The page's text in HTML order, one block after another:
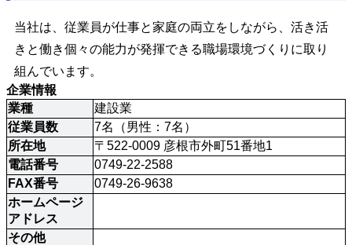
当社は、従業員が仕事と家庭の両立をしながら、活き活
きと働き個々の能力が発揮できる職場環境づくりに取り
組んでいます。
企業情報
業種
建設業
従業員数
7名（男性：7名）
所在地
〒522-0009 彦根市外町51番地1
電話番号
0749-22-2588
FAX番号
0749-26-9638
ホームページ
アドレス
その他